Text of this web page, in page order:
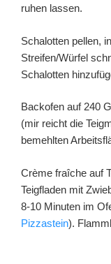
ruhen lassen.
Schalotten pellen,
Streifen/Würfel
Schalotten
Backofen auf 240
(mir reicht die
bemehlten
Crème fraîche auf
Teigfladen mit
8-10 Minuten im
Pizzastein).